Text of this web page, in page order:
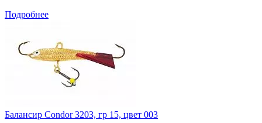
Подробнее
Балансир Condor 3203, гр 15, цвет 003